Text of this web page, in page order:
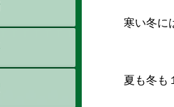
寒い冬に
夏も冬も